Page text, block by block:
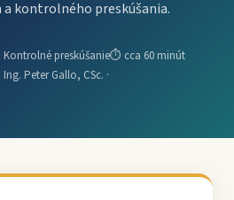
kontrolného preskúšania.
Kontrolné preskúšanie⏱ cca 60 minút
Peter Gallo, CSc. ·